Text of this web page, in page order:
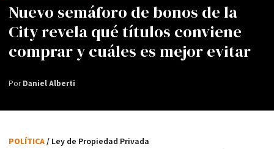
Nuevo semáforo de bonos de la
City revela qué títulos conviene
comprar y cuáles es mejor evitar
PorDaniel Alberti
POLÍTICA/ Ley de Propiedad Privada